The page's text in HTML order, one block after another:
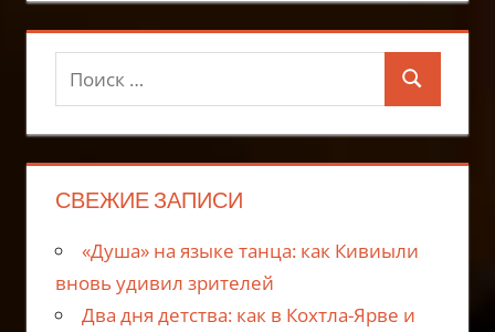
Поиск
для:
Поиск
СВЕЖИЕ ЗАПИСИ
«Душа» на языке танца: как Кивиыли
вновь удивил зрителей
Два дня детства: как в Кохтла-Ярве и